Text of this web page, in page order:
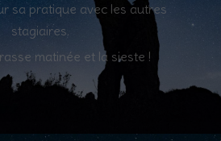
sa pratique avec les autres
stagiaires.
matinée et la sieste !